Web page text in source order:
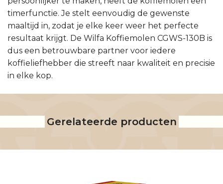
timerfunctie. Je stelt eenvoudig de gewenste
maaltijd in, zodat je elke keer weer het perfecte
resultaat krijgt. De Wilfa Koffiemolen CGWS-130B is
dus een betrouwbare partner voor iedere
koffieliefhebber die streeft naar kwaliteit en precisie
in elke kop.
Gerelateerde producten